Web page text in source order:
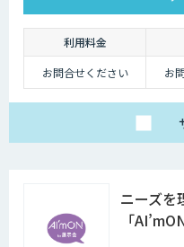
利用料金
お問合せください
お
ニーズを
「